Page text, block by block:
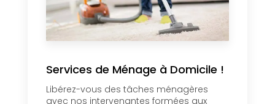
Services de Ménage à Domicile !
Libérez-vous des tâches ménagères
avec nos intervenantes formées aux